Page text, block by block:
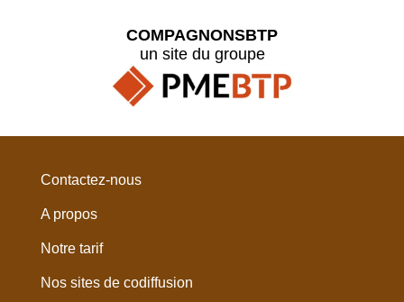
COMPAGNONSBTP
un site du groupe
Contactez-nous
A propos
Notre tarif
Nos sites de codiffusion